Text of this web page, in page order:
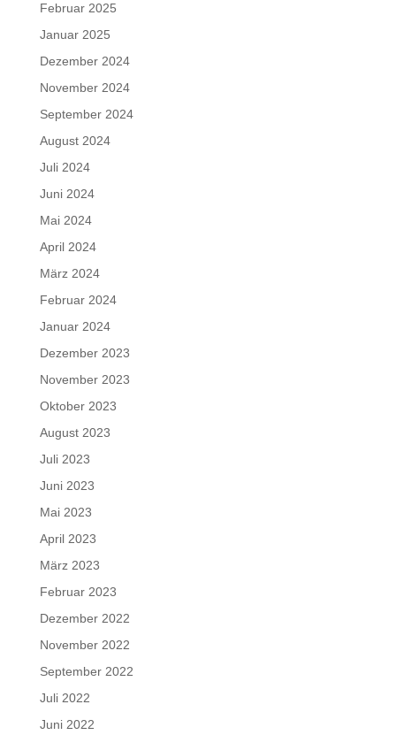
Februar 2025
Januar 2025
Dezember 2024
November 2024
September 2024
August 2024
Juli 2024
Juni 2024
Mai 2024
April 2024
März 2024
Februar 2024
Januar 2024
Dezember 2023
November 2023
Oktober 2023
August 2023
Juli 2023
Juni 2023
Mai 2023
April 2023
März 2023
Februar 2023
Dezember 2022
November 2022
September 2022
Juli 2022
Juni 2022